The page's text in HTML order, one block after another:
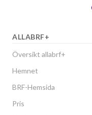
ALLABRF+
Översikt allabrf+
Hemnet
BRF-Hemsida
Pris